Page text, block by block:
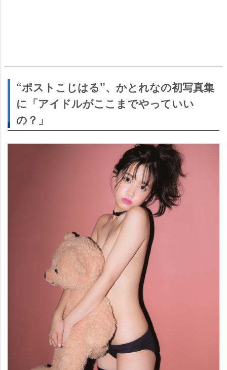
“ポストこじはる”、かとれなの初写真集
に「アイドルがここまでやっていい
の？」